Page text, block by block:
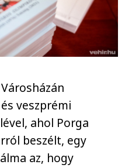
veszprémi
ahol Porga
beszélt, egy
az, hogy